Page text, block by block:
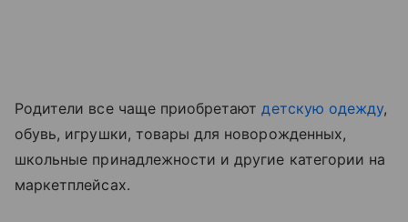
Родители все чаще приобретаютдетскую одежду,
обувь, игрушки, товары для новорожденных,
школьные принадлежности и другие категории на
маркетплейсах.